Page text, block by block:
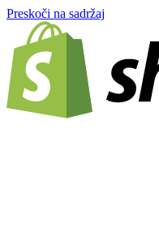
Preskoči na sadržaj